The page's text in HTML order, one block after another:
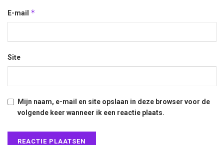
E-mail *
Site
Mijn naam, e-mail en site opslaan in deze browser voor de
volgende keer wanneer ik een reactie plaats.